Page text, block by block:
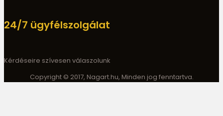
24/7 ügyfélszolgálat
Kérdéseire szívesen válaszolunk
Copyright © 2017, Nagart.hu, Minden jog fenntartva.